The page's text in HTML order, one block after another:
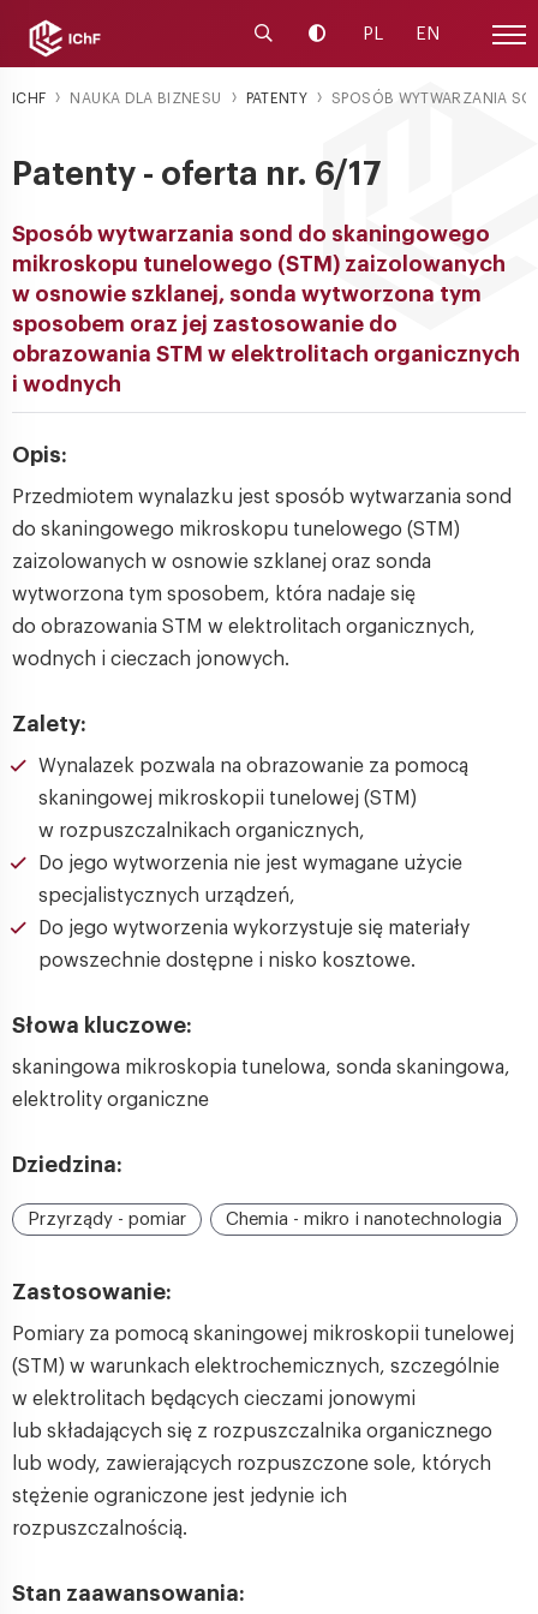
Uruchom wyszukiwarkę
Zmień kontrast
PL EN
ICHF NAUKA DLA BIZNESU PATENTY SPOSÓB WYTWARZANIA
Patenty - oferta nr. 6/17
Sposób wytwarzania sond do skaningowego
mikroskopu tunelowego (STM) zaizolowanych
w osnowie szklanej, sonda wytworzona tym
sposobem oraz jej zastosowanie do
obrazowania STM w elektrolitach organicznych
i wodnych
Opis:
Przedmiotem wynalazku jest sposób wytwarzania sond
do skaningowego mikroskopu tunelowego (STM)
zaizolowanych w osnowie szklanej oraz sonda
wytworzona tym sposobem, która nadaje się
do obrazowania STM w elektrolitach organicznych,
wodnych i cieczach jonowych.
Zalety:
Wynalazek pozwala na obrazowanie za pomocą
skaningowej mikroskopii tunelowej (STM)
w rozpuszczalnikach organicznych,
Do jego wytworzenia nie jest wymagane użycie
specjalistycznych urządzeń,
Do jego wytworzenia wykorzystuje się materiały
powszechnie dostępne i nisko kosztowe.
Słowa kluczowe:
skaningowa mikroskopia tunelowa, sonda skaningowa,
elektrolity organiczne
Dziedzina:
Przyrządy - pomiar Chemia - mikro i nanotechnologia
Zastosowanie:
Pomiary za pomocą skaningowej mikroskopii tunelowej
(STM) w warunkach elektrochemicznych, szczególnie
w elektrolitach będących cieczami jonowymi
lub składających się z rozpuszczalnika organicznego
lub wody, zawierających rozpuszczone sole, których
stężenie ograniczone jest jedynie ich
rozpuszczalnością.
Stan zaawansowania: